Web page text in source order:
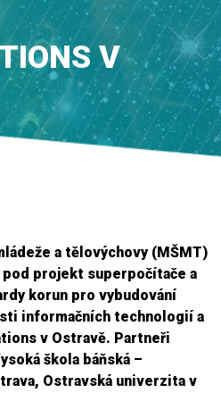
V
a tělovýchovy (MŠMT)
projekt superpočítače a
korun pro vybudování
informačních technologií a
v Ostravě. Partneři
škola báňská –
Ostravská univerzita v